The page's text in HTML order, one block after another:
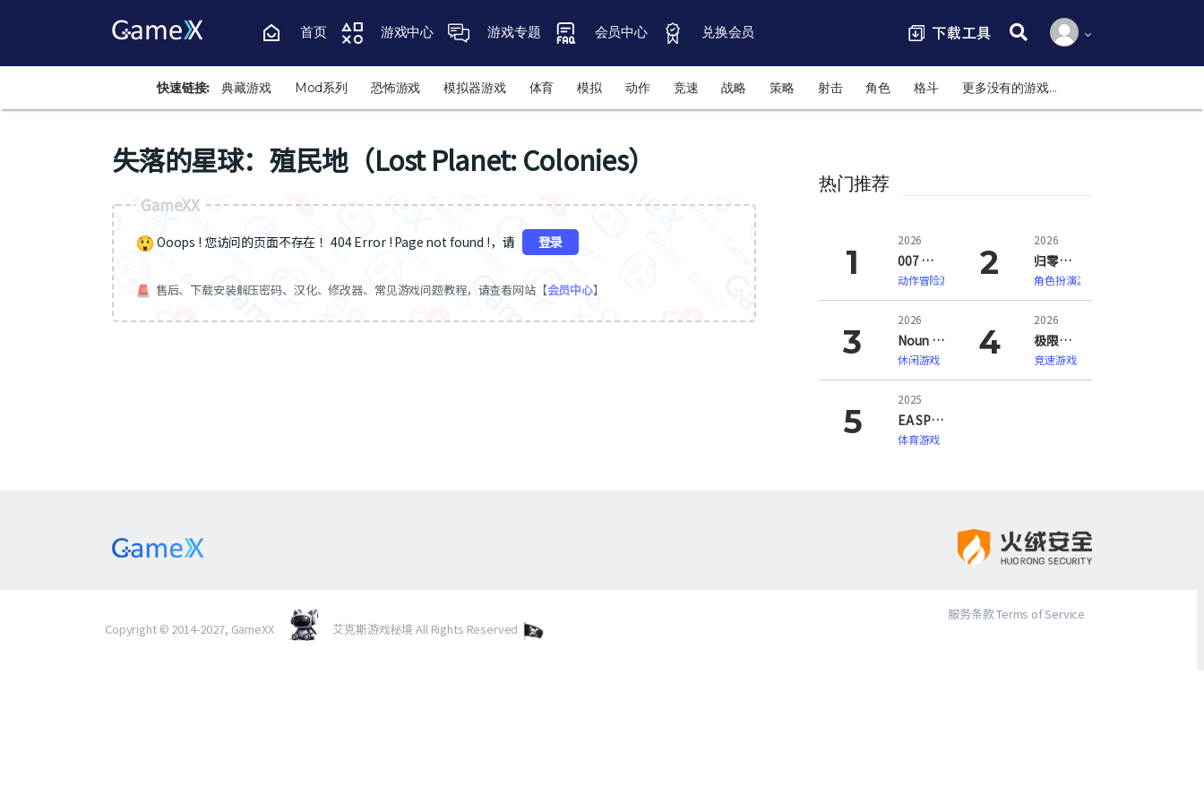
首页 游戏中心 游戏专题 会员中心 兑换会员
搜索:
快速链接: 典藏游戏 Mod系列 恐怖游戏 模拟器游戏 体育 模拟 动作 竞速 战略 策略 射击 角色 格斗 更多没有的游戏…
失落的星球：殖民地（Lost Planet: Colonies）
GameXX
Ooops ! 您访问的页面不存在 ！404 Error ! Page not found !，请 登录
售后、下载安装解压密码、汉化、修改器、常见游戏问题教程，请查看网站【会员中心】
热门推荐
2026
007 初露锋芒（007 First Light）
动作冒险游戏
2026
归零巡礼：亡谍镇魂曲（ZERO PARADES: For Dead Spies）
角色扮演游戏
2026
Noun Town 语言学习（Noun Town Language Learning）
休闲游戏
2026
极限竞速：地平线6（Forza Horizon 6）
竞速游戏
2025
EA SPORTS FC 26
体育游戏
Copyright © 2014-2027, GameXX 艾克斯游戏秘境 All Rights Reserved
服务条款 Terms of Service